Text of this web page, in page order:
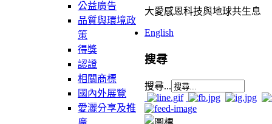
公益廣告
品質與環境政
策
得獎
認證
相關商標
國內外展覽
愛灑分享及推
大愛感恩科技與地球共生息
English
搜尋
搜尋...